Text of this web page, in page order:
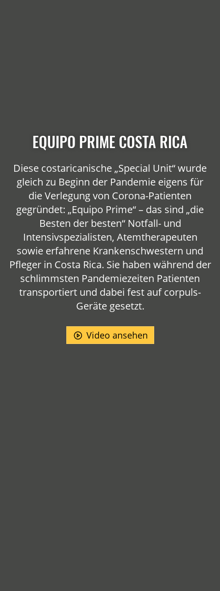
EQUIPO PRIME COSTA RICA
Diese costaricanische „Special Unit“ wurde
gleich zu Beginn der Pandemie eigens für
die Verlegung von Corona-Patienten
gegründet: „Equipo Prime“ – das sind „die
Besten der besten“ Notfall- und
Intensivspezialisten, Atemtherapeuten
sowie erfahrene Krankenschwestern und
Pfleger in Costa Rica. Sie haben während der
schlimmsten Pandemiezeiten Patienten
transportiert und dabei fest auf corpuls-
Geräte gesetzt.
Video ansehen